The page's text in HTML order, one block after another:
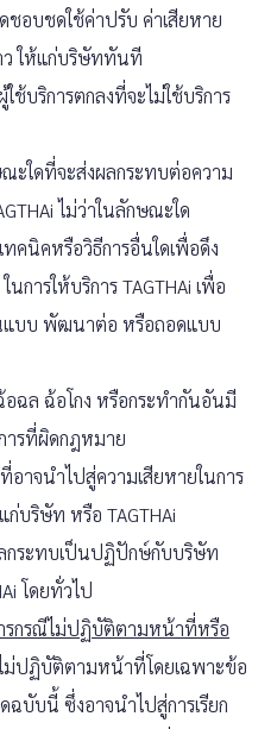
ชอบชดใช้ค่าปรับ ค่าเสียหาย
ว ให้แก่บริษัททันที
ใช้บริการตกลงที่จะไม่ใช้บริการ
ะใดที่จะส่งผลกระทบต่อความ
ไม่ว่าในลักษณะใด
ทคนิคหรือวิธีการอื่นใดเพื่อดึง
การให้บริการ TAGTHAi เพื่อ
แบบ พัฒนาต่อ หรือถอดแบบ
อฉล ฉ้อโกง หรือกระทำกันอันมี
ารที่ผิดกฎหมาย
อาจนำไปสู่ความเสียหายในการ
ก่บริษัท หรือ TAGTHAi
กระทบเป็นปฏิปักษ์กับบริษัท
โดยทั่วไป
รกรณีไม่ปฏิบัติตามหน้าที่หรือ
ม่ปฏิบัติตามหน้าที่โดยเฉพาะข้อ
บับนี้ ซึ่งอาจนำไปสู่การเรียก